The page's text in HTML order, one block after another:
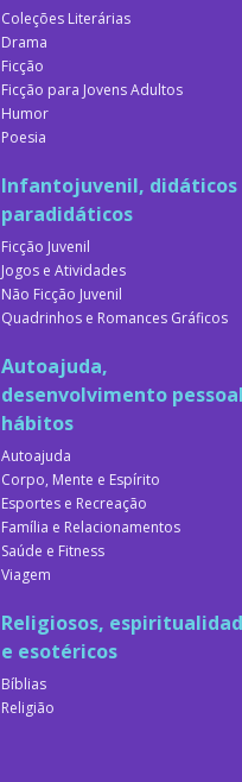
Coleções Literárias
Drama
Ficção
Ficção para Jovens Adultos
Humor
Poesia
Infantojuvenil, didáticos
paradidáticos
Ficção Juvenil
Jogos e Atividades
Não Ficção Juvenil
Quadrinhos e Romances Gráficos
Autoajuda,
desenvolvimento
hábitos
Autoajuda
Corpo, Mente e Espírito
Esportes e Recreação
Família e Relacionamentos
Saúde e Fitness
Viagem
Religiosos,
e esotéricos
Bíblias
Religião